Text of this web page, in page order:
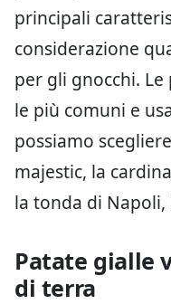
principali
considerazione
per gli gnocchi.
le più comuni e
possiamo
majestic, la
la tonda di Napoli,
Patate gialle
di terra